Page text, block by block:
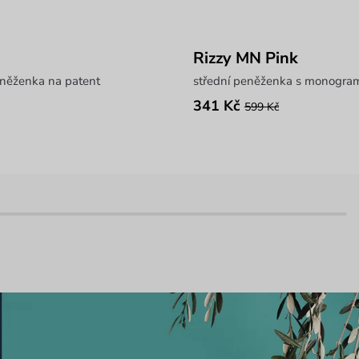
na patent
Rizzy MN Pink
střední peněženka s
341 Kč 599 Kč